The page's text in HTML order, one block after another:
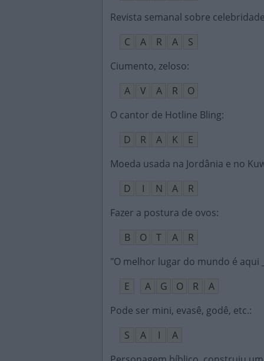
Revista semanal sobre
C
A R A
S
Ciumento, zeloso:
A
V A R
O
O cantor de Hotline Bling:
D
R A K
E
Moeda usada na Jordânia e no
D
I N A
R
Fazer a postura de ovos:
B
O T A
R
"O melhor lugar do mundo é aqui
E
A G O R
A
Pode ser mini, evasê, godê, etc.:
S
A I
A